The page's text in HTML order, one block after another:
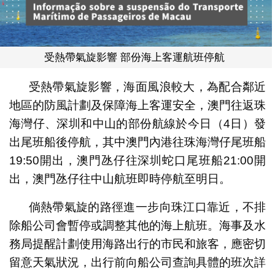
受熱帶氣旋影響 部份海上客運航班停航
受熱帶氣旋影響，海面風浪較大，為配合鄰近
地區的防風計劃及保障海上客運安全，澳門往返珠
海灣仔、深圳和中山的部份航線於今日（4日）發
出尾班船後停航，其中澳門內港往珠海灣仔尾班船
19:50開出，澳門氹仔往深圳蛇口尾班船21:00開
出，澳門氹仔往中山航班即時停航至明日。
倘熱帶氣旋的路徑進一步向珠江口靠近，不排
除船公司會暫停或調整其他的海上航班。海事及水
務局提醒計劃使用海路出行的市民和旅客，應密切
留意天氣狀況，出行前向船公司查詢具體的班次詳